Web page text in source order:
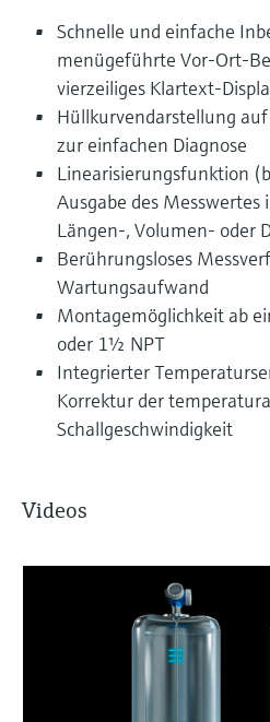
Schnelle und einfache
menügeführte Vor-Ort-
vierzeiliges Klartext-
Hüllkurvendarstellung
zur einfachen Diagnose
Linearisierungsfunktion
Ausgabe des Messwertes
Längen-, Volumen- oder
Berührungsloses
Wartungsaufwand
Montagemöglichkeit ab
oder 1½ NPT
Integrierter
Korrektur der
Schallgeschwindigkeit
Videos